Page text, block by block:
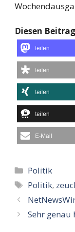
Diesen
teilen
teilen
teilen
teilen
E-Mail
Kategorien
Politik
Politik,
Sehr